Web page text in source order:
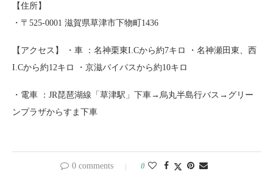
【住所】
・〒525-0001 滋賀県草津市下物町1436
【アクセス】 ・車 ：名神栗東I.Cから約7キロ ・名神瀬田東、西
I.Cから約12キロ ・京滋バイパスから約10キロ
・電車 ：JR琵琶湖線「草津駅」下車→烏丸半島行バス→グリー
ンプラザからすま下車
0 comments 0